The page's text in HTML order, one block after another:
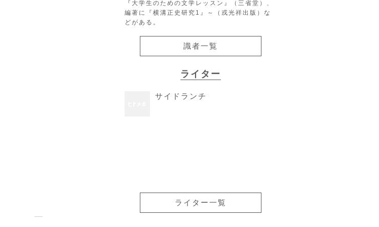
『大学生のための文学レッスン』（三省堂）、
編著に『横溝正史研究1』～（戎光祥出版）な
どがある。
識者一覧
ライター
サイドランチ
ライター一覧